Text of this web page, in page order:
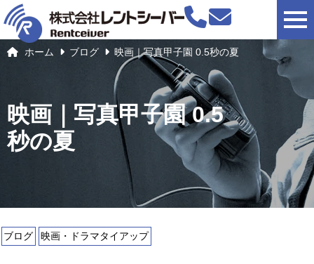
ホーム ブログ 映画｜写真甲子園 0.5秒の夏
映画｜写真甲子園 0.5
秒の夏
ブログ 映画・ドラマタイアップ